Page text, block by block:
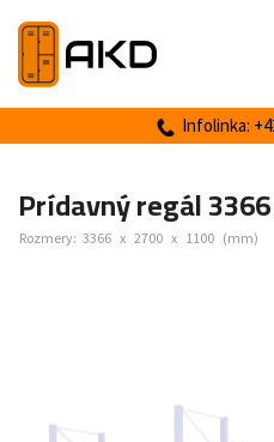
Infolinka:
Prídavný regál
Rozmery: 3366 x 2700 x 1100 (mm)